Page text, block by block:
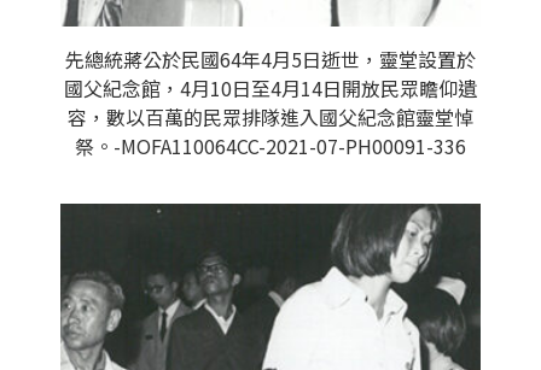
先總統蔣公於民國64年4月5日逝世，靈堂設置於
國父紀念館，4月10日至4月14日開放民眾瞻仰遺
容，數以百萬的民眾排隊進入國父紀念館靈堂悼
祭。-MOFA110064CC-2021-07-PH00091-336